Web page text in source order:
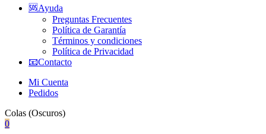
🆘Ayuda
Preguntas Frecuentes
Política de Garantía
Términos y condiciones
Política de Privacidad
📧Contacto
Mi Cuenta
Pedidos
Colas (Oscuros)
0